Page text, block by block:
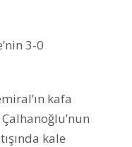
3-0
kafa
kale